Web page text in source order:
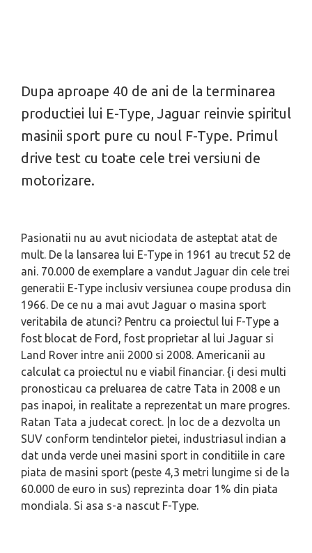
Dupa aproape 40 de ani de la terminarea
productiei lui E-Type, Jaguar reinvie spiritul
masinii sport pure cu noul F-Type. Primul
drive test cu toate cele trei versiuni de
motorizare.
Pasionatii nu au avut niciodata de asteptat atat de
mult. De la lansarea lui E-Type in 1961 au trecut 52 de
ani. 70.000 de exemplare a vandut Jaguar din cele trei
generatii E-Type inclusiv versiunea coupe produsa din
1966. De ce nu a mai avut Jaguar o masina sport
veritabila de atunci? Pentru ca proiectul lui F-Type a
fost blocat de Ford, fost proprietar al lui Jaguar si
Land Rover intre anii 2000 si 2008. Americanii au
calculat ca proiectul nu e viabil financiar. {i desi multi
pronosticau ca preluarea de catre Tata in 2008 e un
pas inapoi, in realitate a reprezentat un mare progres.
Ratan Tata a judecat corect. |n loc de a dezvolta un
SUV conform tendintelor pietei, industriasul indian a
dat unda verde unei masini sport in conditiile in care
piata de masini sport (peste 4,3 metri lungime si de la
60.000 de euro in sus) reprezinta doar 1% din piata
mondiala. Si asa s-a nascut F-Type.